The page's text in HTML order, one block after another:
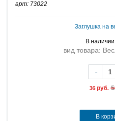
арт: 73022
Заглушка на
В
вид товара:
36руб.
-
В